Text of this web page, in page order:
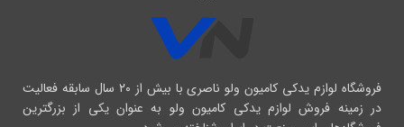
فروشگاه لوازم یدکی کامیون ولو ناصری با بیش از ۲۰ سال سابقه فعالیت
در زمینه فروش لوازم یدکی کامیون ولو به عنوان یکی از بزرگترین